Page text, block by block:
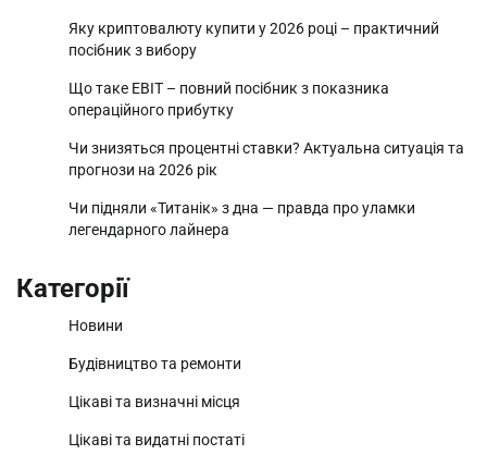
Яку криптовалюту купити у 2026 році – практичний
посібник з вибору
Що таке EBIT – повний посібник з показника
операційного прибутку
Чи знизяться процентні ставки? Актуальна ситуація та
прогнози на 2026 рік
Чи підняли «Титанік» з дна — правда про уламки
легендарного лайнера
Категорії
Новини
Будівництво та ремонти
Цікаві та визначні місця
Цікаві та видатні постаті